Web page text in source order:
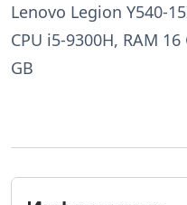
Lenovo Legion Y540-
CPU i5-9300H, RAM
GB